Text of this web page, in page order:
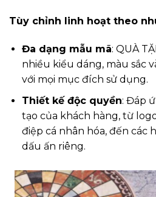
Tùy chỉnh linh hoạt theo
Đa dạng mẫu mã: QUÀ
nhiều kiểu dáng, màu sắc
với mọi mục đích sử dụng.
Thiết kế độc quyền: Đáp
tạo của khách hàng, từ
điệp cá nhân hóa, đến các
dấu ấn riêng.